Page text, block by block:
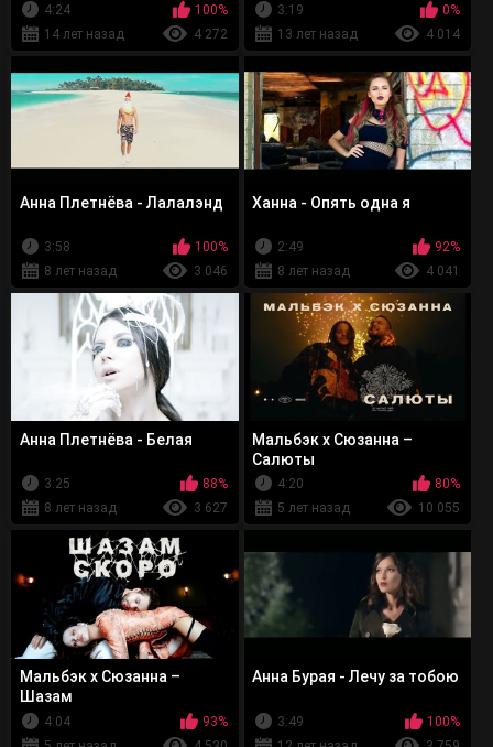
4:24
100%
14 лет назад
4 272
3:19
0%
13 лет назад
4 014
Анна Плетнёва - Лалалэнд
3:58
100%
8 лет назад
3 046
Ханна - Опять одна я
2:49
92%
8 лет назад
4 041
Анна Плетнёва - Белая
3:25
88%
8 лет назад
3 627
Мальбэк x Сюзанна –
Салюты
4:20
80%
5 лет назад
10 055
Мальбэк x Сюзанна –
Шазам
4:04
93%
Анна Бурая - Лечу за тобою
3:49
100%